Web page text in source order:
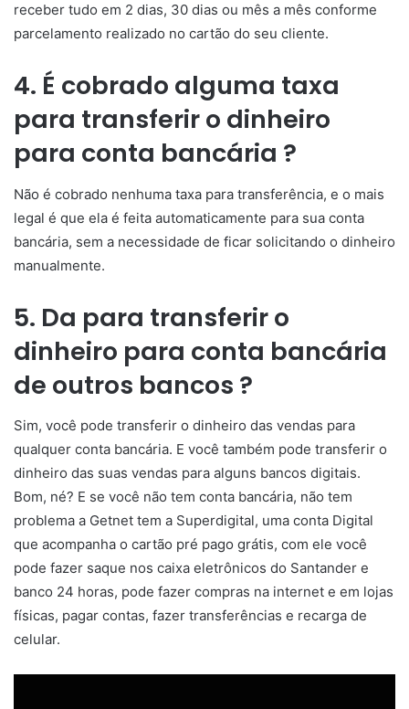
receber tudo em 2 dias, 30 dias ou mês a mês conforme
parcelamento realizado no cartão do seu cliente.
4. É cobrado alguma taxa
para transferir o dinheiro
para conta bancária ?
Não é cobrado nenhuma taxa para transferência, e o mais
legal é que ela é feita automaticamente para sua conta
bancária, sem a necessidade de ficar solicitando o dinheiro
manualmente.
5. Da para transferir o
dinheiro para conta bancária
de outros bancos ?
Sim, você pode transferir o dinheiro das vendas para
qualquer conta bancária. E você também pode transferir o
dinheiro das suas vendas para alguns bancos digitais.
Bom, né? E se você não tem conta bancária, não tem
problema a Getnet tem a Superdigital, uma conta Digital
que acompanha o cartão pré pago grátis, com ele você
pode fazer saque nos caixa eletrônicos do Santander e
banco 24 horas, pode fazer compras na internet e em lojas
físicas, pagar contas, fazer transferências e recarga de
celular.